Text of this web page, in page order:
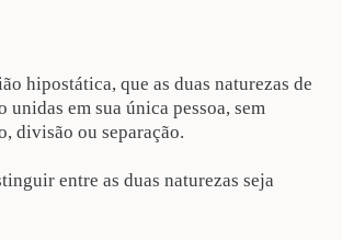
hipostática, que as duas naturezas de
unidas em sua única pessoa, sem
divisão ou separação.
entre as duas naturezas seja